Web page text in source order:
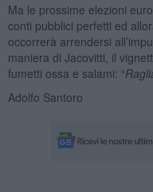
Ma le prossime elezioni
conti pubblici perfetti ed
occorrerà arrendersi
maniera di Jacovitti, il
fumetti ossa e salami: “
Adolfo Santoro